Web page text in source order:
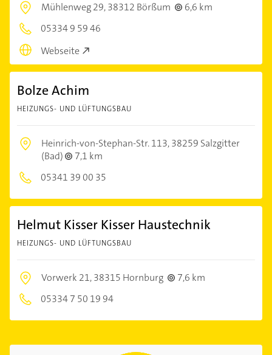
Mühlenweg 29,38312 Börßum
6,6 km
05334 9 59 46
Webseite
Bolze Achim
HEIZUNGS- UND LÜFTUNGSBAU
Heinrich-von-Stephan-Str. 113,38259 Salzgitter
(Bad)
7,1 km
05341 39 00 35
Helmut Kisser Kisser Haustechnik
HEIZUNGS- UND LÜFTUNGSBAU
Vorwerk 21,38315 Hornburg
7,6 km
05334 7 50 19 94